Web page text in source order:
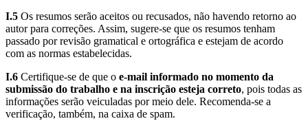
I.5 Os resumos serão aceitos ou recusados, não havendo retorno ao
autor para correções. Assim, sugere-se que os resumos tenham
passado por revisão gramatical e ortográfica e estejam de acordo
com as normas estabelecidas.
I.6 Certifique-se de que o e-mail informado no momento da
submissão do trabalho e na inscrição esteja correto, pois todas as
informações serão veiculadas por meio dele. Recomenda-se a
verificação, também, na caixa de spam.